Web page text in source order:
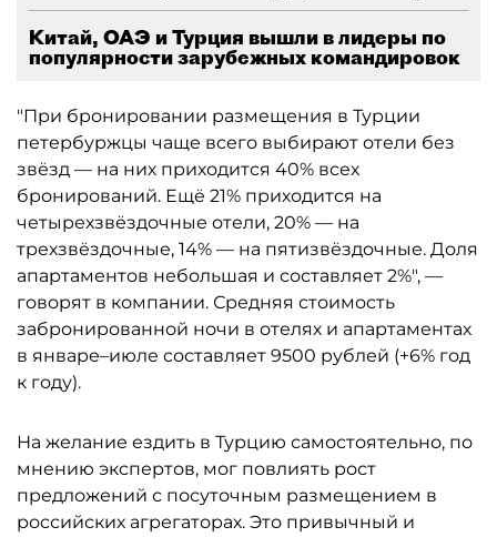
Китай, ОАЭ и Турция вышли в лидеры по
популярности зарубежных командировок
"При бронировании размещения в Турции
петербуржцы чаще всего выбирают отели без
звёзд — на них приходится 40% всех
бронирований. Ещё 21% приходится на
четырехзвёздочные отели, 20% — на
трехзвёздочные, 14% — на пятизвёздочные. Доля
апартаментов небольшая и составляет 2%", —
говорят в компании. Средняя стоимость
забронированной ночи в отелях и апартаментах
в январе–июле составляет 9500 рублей (+6% год
к году).
На желание ездить в Турцию самостоятельно, по
мнению экспертов, мог повлиять рост
предложений с посуточным размещением в
российских агрегаторах. Это привычный и